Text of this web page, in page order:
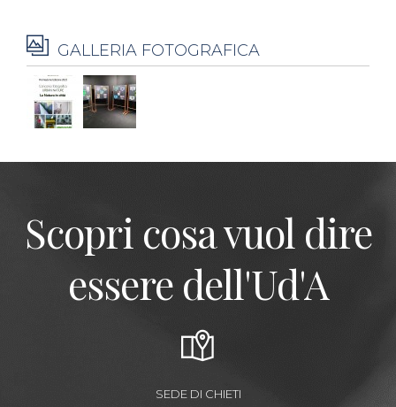
GALLERIA FOTOGRAFICA
Scopri cosa vuol dire
essere dell'Ud'A
SEDE DI CHIETI